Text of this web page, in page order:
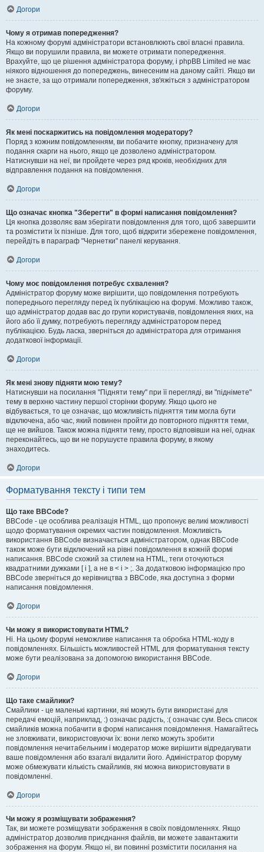
Догори
Чому я отримав попередження?
На кожному форумі адміністратори встановлюють свої власні правила.
Якщо ви порушили правила, ви можете отримати попередження.
Врахуйте, що це рішення адміністратора форуму, і phpBB Limited не має
ніякого відношення до попереджень, винесеним на даному сайті. Якщо ви
не знаєте, за що отримали попередження, зв'яжіться з адміністратором
форуму.
Догори
Як мені поскаржитись на повідомлення модератору?
Поряд з кожним повідомленням, ви побачите кнопку, призначену для
подання скарги на нього, якщо це дозволено адміністратором.
Натиснувши на неї, ви пройдете через ряд кроків, необхідних для
відправлення подання на повідомлення.
Догори
Що означає кнопка "Зберегти" в формі написання повідомлення?
Ця кнопка дозволяє вам зберігати повідомлення для того, щоб завершити
та розмістити їх пізніше. Для того, щоб відкрити збережене повідомлення,
перейдіть в параграф "Чернетки" панелі керування.
Догори
Чому моє повідомлення потребує схвалення?
Адміністратор форуму може вирішити, що повідомлення потребують
попереднього перегляду перед їх публікацією на форумі. Можливо також,
що адміністратор додав вас до групи користувачів, повідомлення яких, на
його або її думку, потребують перегляду адміністратором перед
публікацією. Будь ласка, зверніться до адміністратора для отримання
додаткової інформації.
Догори
Як мені знову підняти мою тему?
Натиснувши на посилання "Підняти тему" при її перегляді, ви "піднімете"
тему в верхню частину першої сторінки форуму. Якщо цього не
відбувається, то це означає, що можливість підняття тим могла бути
відключена, або час, який повинен пройти до повторного підняття теми,
ще не вийшов. Також можна підняти тему, просто відповівши на неї, однак
переконайтесь, що ви не порушуєте правила форуму, в якому
знаходитесь.
Догори
Форматування тексту і типи тем
Що таке BBCode?
BBCode - це особлива реалізація HTML, що пропонує великі можливості
щодо форматування окремих частин повідомлення. Можливість
використання BBCode визначається адміністратором, однак BBCode
також може бути відключений на рівні повідомлення в кожній формі
написання. BBCode схожий за стилем на HTML, теги оточуються
квадратними дужками [ і ], а не в < і > ;. За додатковою інформацією про
BBCode зверніться до керівництва з BBCode, яка доступна з форми
написання повідомлення.
Догори
Чи можу я використовувати HTML?
Ні. На цьому форумі неможливе написання та обробка HTML-коду в
повідомленнях. Більшість можливостей HTML для форматування тексту
може бути реалізована за допомогою використання BBCode.
Догори
Що таке смайлики?
Смайлики - це маленькі картинки, які можуть бути використані для
передачі емоцій, наприклад, :) означає радість, :( означає сум. Весь список
смайликів можна побачити в формі написання повідомлення. Намагайтесь
не зловживати, використовуючи їх: вони легко можуть зробити
повідомлення нечитабельним і модератор може вирішити відредагувати
ваше повідомлення або взагалі видалити його. Адміністратор форуму
може обмежувати кількість смайликів, які можна використовувати в
повідомленні.
Догори
Чи можу я розміщувати зображення?
Так, ви можете розміщувати зображення в своїх повідомленнях. Якщо
адміністратор дозволив приєднання файлів, ви можете завантажити
зображення на форум. Якщо ні, ви повинні розмістити посилання на